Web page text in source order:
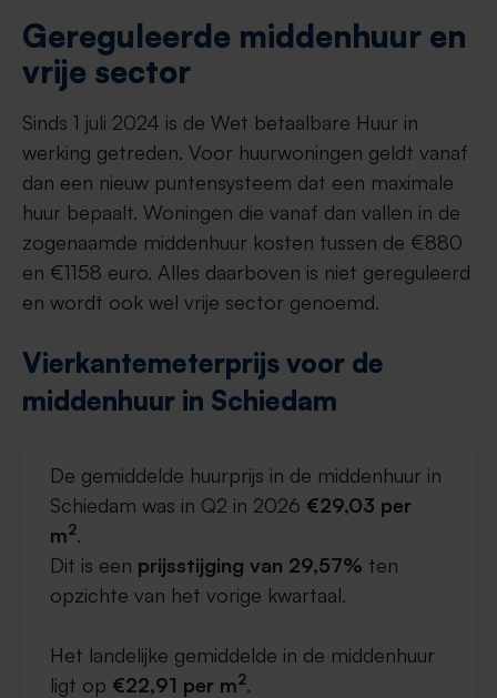
Gereguleerde middenhuur en
vrije sector
Sinds 1 juli 2024 is de Wet betaalbare Huur in
werking getreden. Voor huurwoningen geldt vanaf
dan een nieuw puntensysteem dat een maximale
huur bepaalt. Woningen die vanaf dan vallen in de
zogenaamde middenhuur kosten tussen de €880
en €1158 euro. Alles daarboven is niet gereguleerd
en wordt ook wel vrije sector genoemd.
Vierkantemeterprijs voor de
middenhuur in Schiedam
De gemiddelde huurprijs in de middenhuur in
Schiedam was in Q2 in 2026 €29,03 per
m2.
Dit is een prijsstijging van 29,57% ten
opzichte van het vorige kwartaal.
Het landelijke gemiddelde in de middenhuur
ligt op €22,91 per m2.